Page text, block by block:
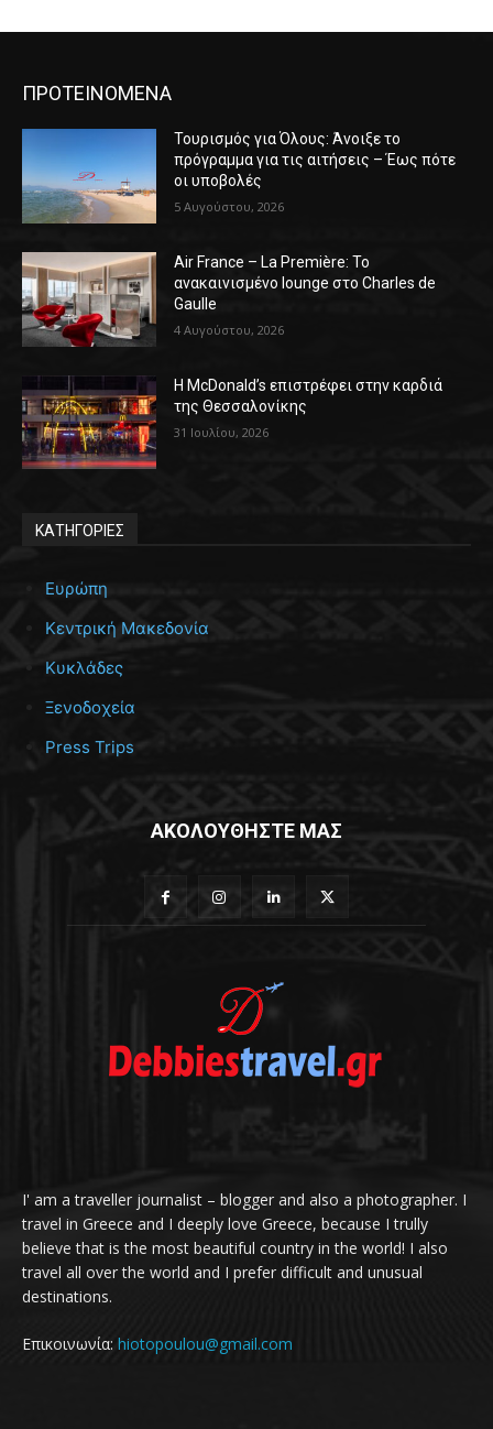
ΠΡΟΤΕΙΝΟΜΕΝΑ
Τουρισμός για Όλους: Άνοιξε το
πρόγραμμα για τις αιτήσεις – Έως πότε
οι υποβολές
5 Αυγούστου, 2026
Air France – La Première: Το
ανακαινισμένο lounge στο Charles de
Gaulle
4 Αυγούστου, 2026
Η McDonald’s επιστρέφει στην καρδιά
της Θεσσαλονίκης
31 Ιουλίου, 2026
ΚΑΤΗΓΟΡΙΕΣ
Ευρώπη
Κεντρική Μακεδονία
Κυκλάδες
Ξενοδοχεία
Press Trips
ΑΚΟΛΟΥΘΗΣΤΕ ΜΑΣ
I' am a traveller journalist – blogger and also a photographer. I
travel in Greece and I deeply love Greece, because I trully
believe that is the most beautiful country in the world! I also
travel all over the world and I prefer difficult and unusual
destinations.
Επικοινωνία: hiotopoulou@gmail.com